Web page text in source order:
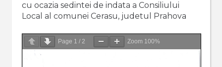
cu ocazia sedintei de indata a Consiliului
Local al comunei Cerasu, judetul Prahova
Page 1 / 2 Zoom 100%